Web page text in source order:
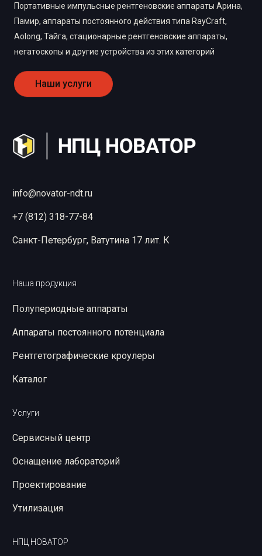
Портативные импульсные рентгеновские аппараты Арина,
Памир, аппараты постоянного действия типа RayCraft,
Aolong, Тайга, стационарные рентгеновские аппараты,
негатоскопы и другие устройства из этих категорий
Наши услуги
info@novator-ndt.ru
+7 (812) 318-77-84
Санкт-Петербург, Ватутина 17 лит. К
Наша продукция
Полупериодные аппараты
Аппараты постоянного потенциала
Рентгетографические кроулеры
Каталог
Услуги
Сервисный центр
Оснащение лабораторий
Проектирование
Утилизация
НПЦ НОВАТОР